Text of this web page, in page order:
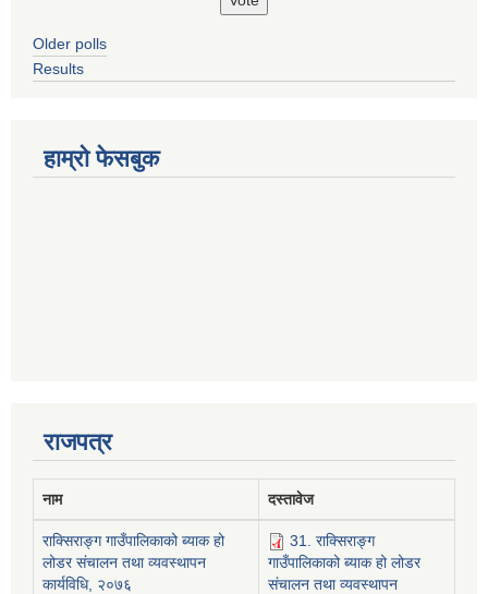
Older polls
Results
हाम्रो फेसबुक
राजपत्र
नाम दस्तावेज
राक्सिराङ्ग गाउँपालिकाको ब्याक हो
लोडर संचालन तथा व्यवस्थापन
कार्यविधि, २०७६
31. राक्सिराङ्ग
गाउँपालिकाको ब्याक हो लोडर
संचालन तथा व्यवस्थापन